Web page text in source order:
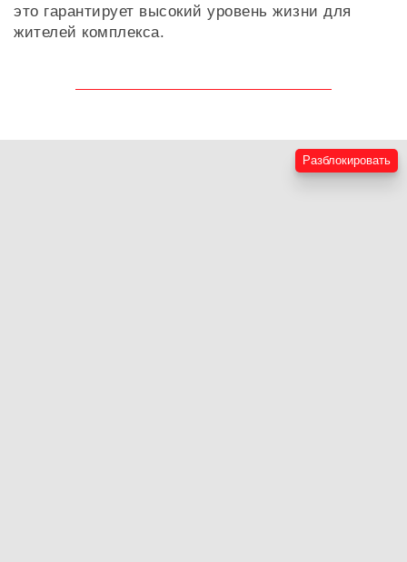
это гарантирует высокий уровень жизни для
жителей комплекса.
Разблокировать